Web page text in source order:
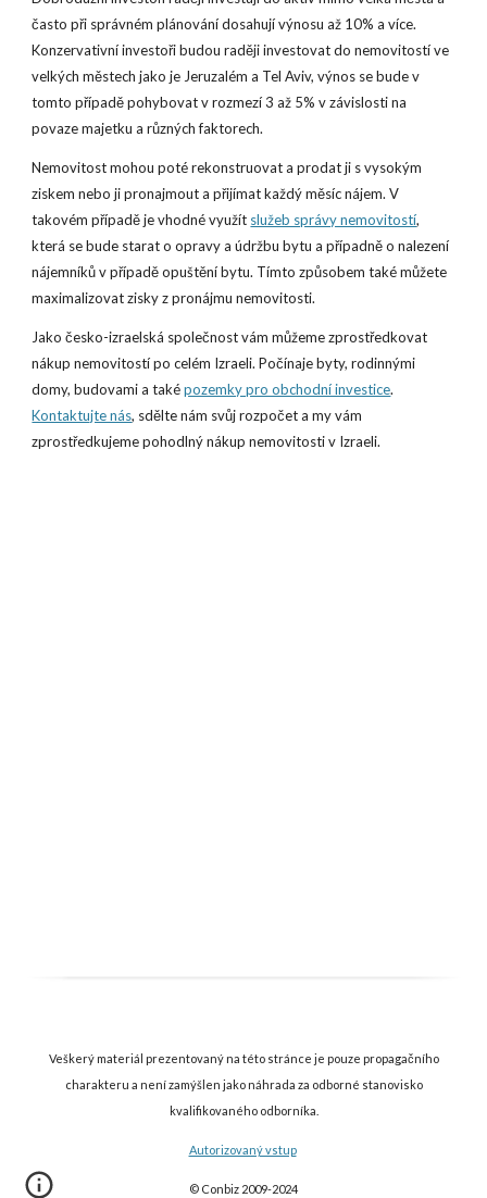
často při správném plánování dosahují výnosu až 10% a více.
Konzervativní investoři budou raději investovat do nemovitostí ve
velkých městech jako je Jeruzalém a Tel Aviv, výnos se bude v
tomto případě pohybovat v rozmezí 3 až 5% v závislosti na
povaze majetku a různých faktorech.
Nemovitost mohou poté rekonstruovat a prodat ji s vysokým
ziskem nebo ji pronajmout a přijímat každý měsíc nájem. V
takovém případě je vhodné využít služeb správy nemovitostí,
která se bude starat o opravy a údržbu bytu a případně o nalezení
nájemníků v případě opuštění bytu. Tímto způsobem také můžete
maximalizovat zisky z pronájmu nemovitosti.
Jako česko-izraelská společnost vám můžeme zprostředkovat
nákup nemovitostí po celém Izraeli. Počínaje byty, rodinnými
domy, budovami a také pozemky pro obchodní investice.
Kontaktujte nás, sdělte nám svůj rozpočet a my vám
zprostředkujeme pohodlný nákup nemovitosti v Izraeli.
Veškerý materiál prezentovaný na této stránce je pouze propagačního
charakteru a není zamýšlen jako náhrada za odborné stanovisko
kvalifikovaného odborníka.
Autorizovaný vstup
© Conbiz 2009-2024